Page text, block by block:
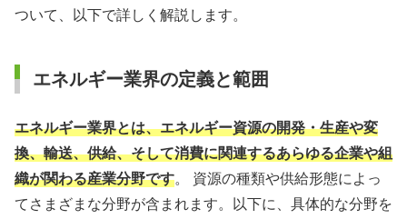
ついて、以下で詳しく解説します。
エネルギー業界の定義と範囲
エネルギー業界とは、エネルギー資源の開発・生産や変
換、輸送、供給、そして消費に関連するあらゆる企業や組
織が関わる産業分野です。 資源の種類や供給形態によっ
てさまざまな分野が含まれます。以下に、具体的な分野を